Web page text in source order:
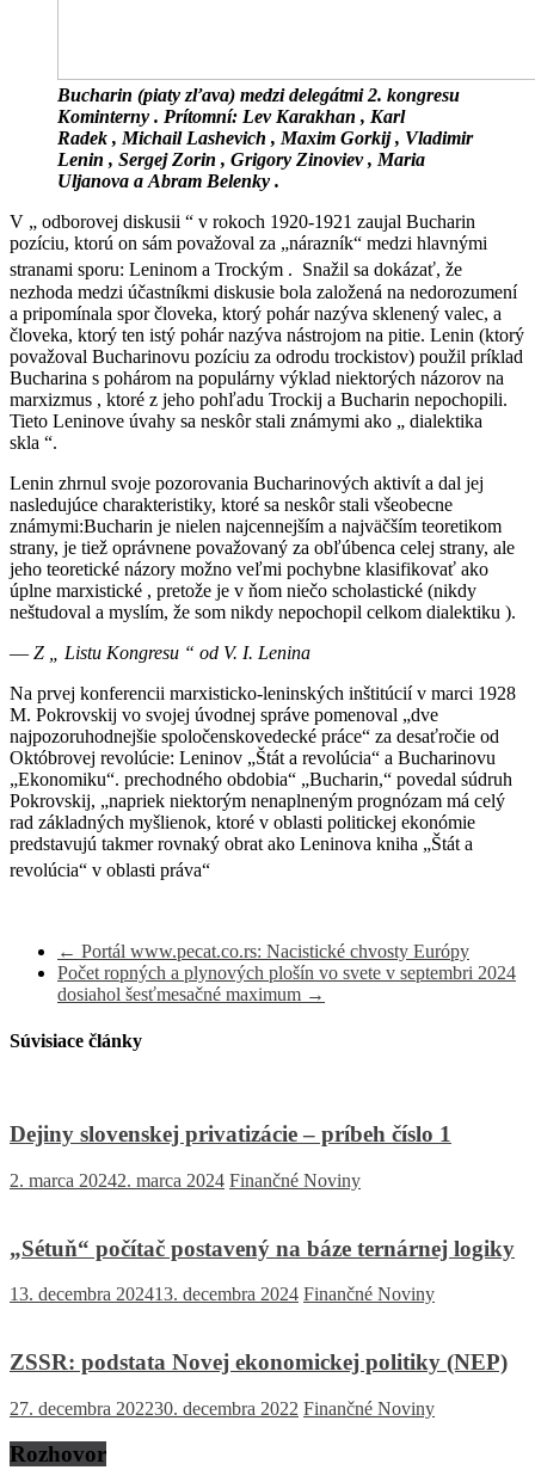
Bucharin (piaty zľava) medzi delegátmi 2. kongresu
Kominterny . Prítomní: Lev Karakhan , Karl
Radek , Michail Lashevich , Maxim Gorkij , Vladimir
Lenin , Sergej Zorin , Grigory Zinoviev , Maria
Uljanova a Abram Belenky .
V „ odborovej diskusii “ v rokoch 1920-1921 zaujal Bucharin
pozíciu, ktorú on sám považoval za „nárazník“ medzi hlavnými
stranami sporu: Leninom a Trockým . Snažil sa dokázať, že
nezhoda medzi účastníkmi diskusie bola založená na nedorozumení
a pripomínala spor človeka, ktorý pohár nazýva sklenený valec, a
človeka, ktorý ten istý pohár nazýva nástrojom na pitie. Lenin (ktorý
považoval Bucharinovu pozíciu za odrodu trockistov) použil príklad
Bucharina s pohárom na populárny výklad niektorých názorov na
marxizmus , ktoré z jeho pohľadu Trockij a Bucharin nepochopili.
Tieto Leninove úvahy sa neskôr stali známymi ako „ dialektika
skla “.
Lenin zhrnul svoje pozorovania Bucharinových aktivít a dal jej
nasledujúce charakteristiky, ktoré sa neskôr stali všeobecne
známymi:Bucharin je nielen najcennejším a najväčším teoretikom
strany, je tiež oprávnene považovaný za obľúbenca celej strany, ale
jeho teoretické názory možno veľmi pochybne klasifikovať ako
úplne marxistické , pretože je v ňom niečo scholastické (nikdy
neštudoval a myslím, že som nikdy nepochopil celkom dialektiku ).
— Z „ Listu Kongresu “ od V. I. Lenina
Na prvej konferencii marxisticko-leninských inštitúcií v marci 1928
M. Pokrovskij vo svojej úvodnej správe pomenoval „dve
najpozoruhodnejšie spoločenskovedecké práce“ za desaťročie od
Októbrovej revolúcie: Leninov „Štát a revolúcia“ a Bucharinovu
„Ekonomiku“. prechodného obdobia“ „Bucharin,“ povedal súdruh
Pokrovskij, „napriek niektorým nenaplneným prognózam má celý
rad základných myšlienok, ktoré v oblasti politickej ekonómie
predstavujú takmer rovnaký obrat ako Leninova kniha „Štát a
revolúcia“ v oblasti práva“
← Portál www.pecat.co.rs: Nacistické chvosty Európy
Počet ropných a plynových plošín vo svete v septembri 2024
dosiahol šesťmesačné maximum →
Súvisiace články
Dejiny slovenskej privatizácie – príbeh číslo 1
2. marca 20242. marca 2024 Finančné Noviny
„Sétuň“ počítač postavený na báze ternárnej logiky
13. decembra 202413. decembra 2024 Finančné Noviny
ZSSR: podstata Novej ekonomickej politiky (NEP)
27. decembra 202230. decembra 2022 Finančné Noviny
Rozhovor